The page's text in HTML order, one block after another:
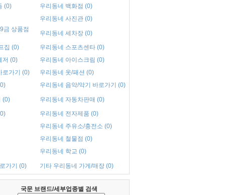
(0)
우리동네 백화점 (0)
우리동네 사진관 (0)
금 상품점
우리동네 세차장 (0)
집 (0)
우리동네 스포츠센타 (0)
저 (0)
우리동네 아이스크림 (0)
로가기 (0)
우리동네 옷/패션 (0)
우리동네 음악/악기 바로가기 (0)
(0)
우리동네 자동차판매 (0)
우리동네 전자제품 (0)
우리동네 주유소/충전소 (0)
우리동네 철물점 (0)
우리동네 학교 (0)
가기 (0) 기타 우리동네 가게/매장 (0)
국문 브랜드/세부업종별 검색